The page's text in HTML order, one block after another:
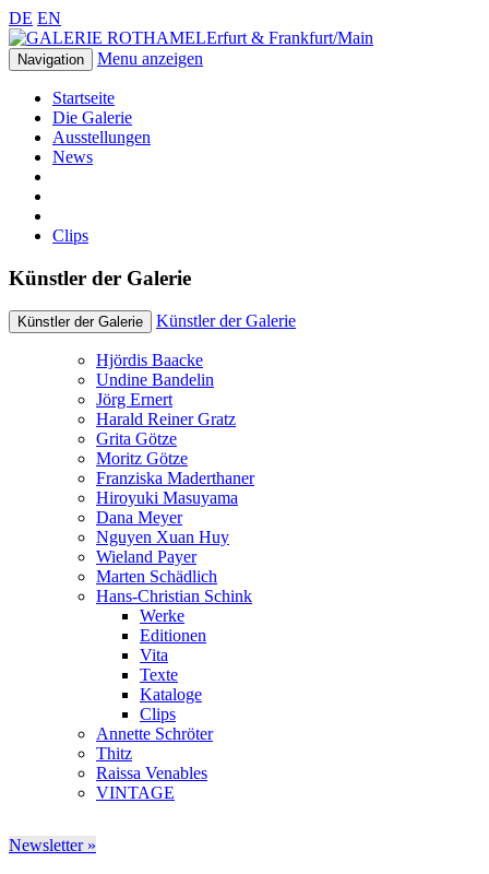
DE EN
Erfurt & Frankfurt/Main
Navigation Menu anzeigen
Startseite
Die Galerie
Ausstellungen
News
Clips
Künstler der Galerie
Künstler der Galerie Künstler der Galerie
Hjördis Baacke
Undine Bandelin
Jörg Ernert
Harald Reiner Gratz
Grita Götze
Moritz Götze
Franziska Maderthaner
Hiroyuki Masuyama
Dana Meyer
Nguyen Xuan Huy
Wieland Payer
Marten Schädlich
Hans-Christian Schink
Werke
Editionen
Vita
Texte
Kataloge
Clips
Annette Schröter
Thitz
Raissa Venables
VINTAGE
Newsletter »